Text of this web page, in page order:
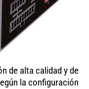
de alta calidad y de
la configuración